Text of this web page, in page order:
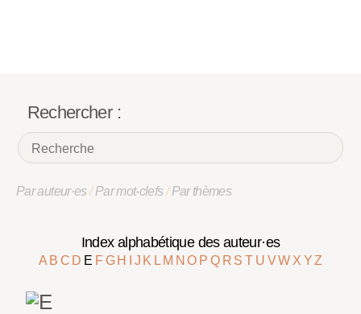
Rechercher :
Par auteur·es/Par mot-clefs/Par thèmes
Index alphabétique des auteur·es
A B C D E F G H J K L M NO P Q R ST U VW X YZ